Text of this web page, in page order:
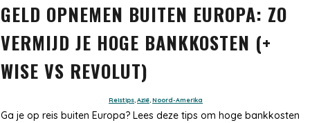
GELD OPNEMEN BUITEN EUROPA: ZO
VERMIJD JE HOGE BANKKOSTEN (+
WISE VS REVOLUT)
Reistips,Azië,Noord-Amerika
Ga je op reis buiten Europa? Lees deze tips om hoge bankkosten